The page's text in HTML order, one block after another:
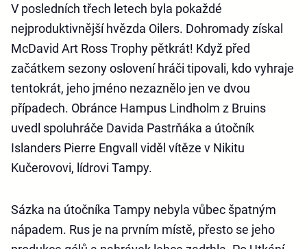
V posledních třech letech byla pokaždé
nejproduktivnější hvězda Oilers. Dohromady získal
McDavid Art Ross Trophy pětkrát! Když před
začátkem sezony oslovení hráči tipovali, kdo vyhraje
tentokrát, jeho jméno nezaznělo jen ve dvou
případech. Obránce Hampus Lindholm z Bruins
uvedl spoluhráče Davida Pastrňáka a útočník
Islanders Pierre Engvall viděl vítěze v Nikitu
Kučerovovi, lídrovi Tampy.
Sázka na útočníka Tampy nebyla vůbec špatným
nápadem. Rus je na prvním místě, přesto se jeho